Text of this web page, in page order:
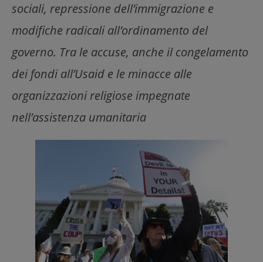
sociali, repressione dell’immigrazione e
modifiche radicali all’ordinamento del
governo. Tra le accuse, anche il congelamento
dei fondi all’Usaid e le minacce alle
organizzazioni religiose impegnate
nell’assistenza umanitaria